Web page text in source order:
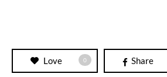
Love 0 Share